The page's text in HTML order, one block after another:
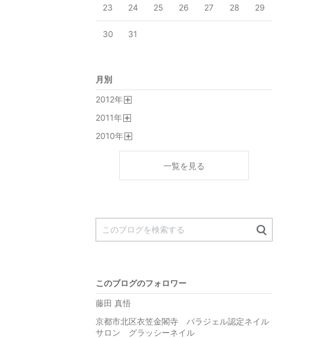
23 24 25 26 27 28 29
30 31
月別
2012年
2011年
2010年
一覧を見る
このブログのフォロワー
藤田 真悟
京都市北区衣笠金閣寺 パラジェル認定ネイル
サロン グラッシーネイル